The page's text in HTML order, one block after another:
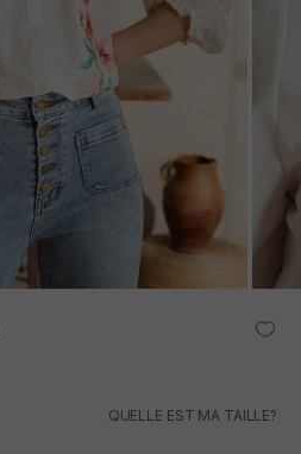
QUELLE EST MA TAILLE?